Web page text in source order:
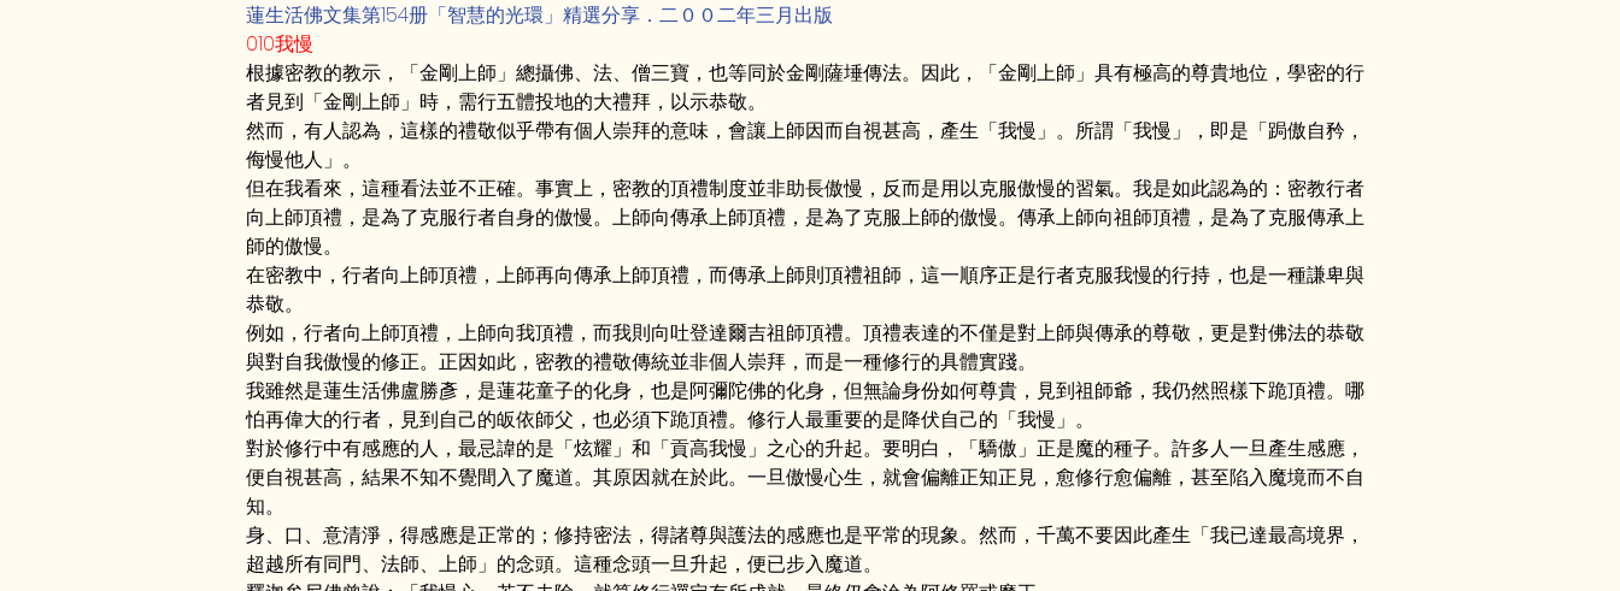
蓮生活佛文集第154册「智慧的光環」精選分享．二００二年三月出版
010我慢
根據密教的教示，「金剛上師」總攝佛、法、僧三寶，也等同於金剛薩埵傳法。因此，「金剛上師」具有極高的尊貴地位，學密的行
者見到「金剛上師」時，需行五體投地的大禮拜，以示恭敬。
然而，有人認為，這樣的禮敬似乎帶有個人崇拜的意味，會讓上師因而自視甚高，產生「我慢」。所謂「我慢」，即是「跼傲自矜，
侮慢他人」。
但在我看來，這種看法並不正確。事實上，密教的頂禮制度並非助長傲慢，反而是用以克服傲慢的習氣。我是如此認為的：密教行者
向上師頂禮，是為了克服行者自身的傲慢。上師向傳承上師頂禮，是為了克服上師的傲慢。傳承上師向祖師頂禮，是為了克服傳承上
師的傲慢。
在密教中，行者向上師頂禮，上師再向傳承上師頂禮，而傳承上師則頂禮祖師，這一順序正是行者克服我慢的行持，也是一種謙卑與
恭敬。
例如，行者向上師頂禮，上師向我頂禮，而我則向吐登達爾吉祖師頂禮。頂禮表達的不僅是對上師與傳承的尊敬，更是對佛法的恭敬
與對自我傲慢的修正。正因如此，密教的禮敬傳統並非個人崇拜，而是一種修行的具體實踐。
我雖然是蓮生活佛盧勝彥，是蓮花童子的化身，也是阿彌陀佛的化身，但無論身份如何尊貴，見到祖師爺，我仍然照樣下跪頂禮。哪
怕再偉大的行者，見到自己的皈依師父，也必須下跪頂禮。修行人最重要的是降伏自己的「我慢」。
對於修行中有感應的人，最忌諱的是「炫耀」和「貢高我慢」之心的升起。要明白，「驕傲」正是魔的種子。許多人一旦產生感應，
便自視甚高，結果不知不覺間入了魔道。其原因就在於此。一旦傲慢心生，就會偏離正知正見，愈修行愈偏離，甚至陷入魔境而不自
知。
身、口、意清淨，得感應是正常的；修持密法，得諸尊與護法的感應也是平常的現象。然而，千萬不要因此產生「我已達最高境界，
超越所有同門、法師、上師」的念頭。這種念頭一旦升起，便已步入魔道。